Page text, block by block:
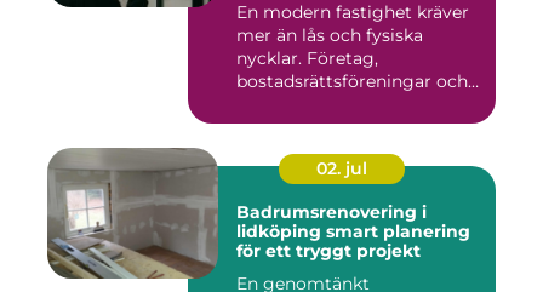
En modern fastighet kräver
mer än lås och fysiska
nycklar. Företag,
bostadsrättsföreningar och
02. jul
Badrumsrenovering i
lidköping smart planering
för ett tryggt projekt
En genomtänkt